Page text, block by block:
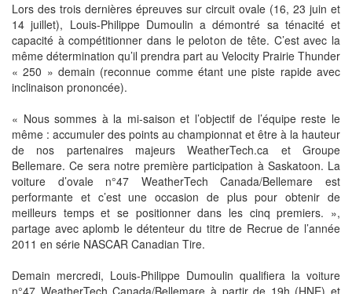
Lors des trois dernières épreuves sur circuit ovale (16, 23 juin et
14 juillet), Louis-Philippe Dumoulin a démontré sa ténacité et
capacité à compétitionner dans le peloton de tête. C’est avec la
même détermination qu’il prendra part au Velocity Prairie Thunder
« 250 » demain (reconnue comme étant une piste rapide avec
inclinaison prononcée).
« Nous sommes à la mi-saison et l’objectif de l’équipe reste le
même : accumuler des points au championnat et être à la hauteur
de nos partenaires majeurs WeatherTech.ca et Groupe
Bellemare. Ce sera notre première participation à Saskatoon. La
voiture d’ovale n°47 WeatherTech Canada/Bellemare est
performante et c’est une occasion de plus pour obtenir de
meilleurs temps et se positionner dans les cinq premiers. »,
partage avec aplomb le détenteur du titre de Recrue de l’année
2011 en série NASCAR Canadian Tire.
Demain mercredi, Louis-Philippe Dumoulin qualifiera la voiture